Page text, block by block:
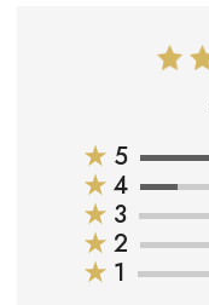
★ 5
★ 4
★ 3
★ 2
★ 1